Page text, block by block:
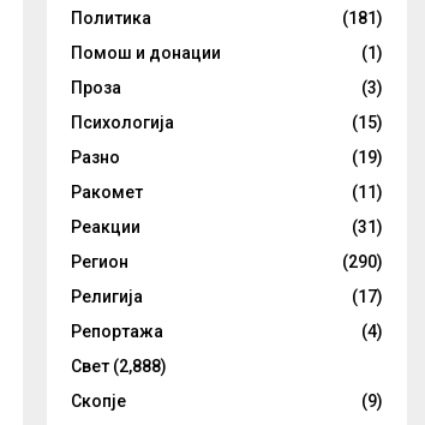
Политика
(181)
Помош и донации
(1)
Проза
(3)
Психологија
(15)
Разно
(19)
Ракомет
(11)
Реакции
(31)
Регион
(290)
Религија
(17)
Репортажа
(4)
Свет (2,888)
Скопје
(9)